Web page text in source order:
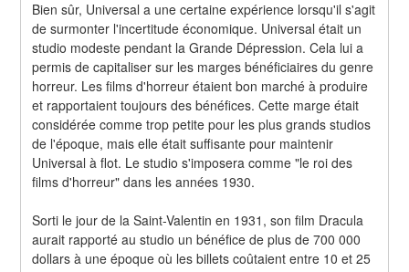
Bien sûr, Universal a une certaine expérience lorsqu'il s'agit
de surmonter l'incertitude économique. Universal était un
studio modeste pendant la Grande Dépression. Cela lui a
permis de capitaliser sur les marges bénéficiaires du genre
horreur. Les films d'horreur étaient bon marché à produire
et rapportaient toujours des bénéfices. Cette marge était
considérée comme trop petite pour les plus grands studios
de l'époque, mais elle était suffisante pour maintenir
Universal à flot. Le studio s'imposera comme "le roi des
films d'horreur" dans les années 1930.
Sorti le jour de la Saint-Valentin en 1931, son film Dracula
aurait rapporté au studio un bénéfice de plus de 700 000
dollars à une époque où les billets coûtaient entre 10 et 25